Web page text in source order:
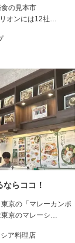
の見本市
オンには12社…
らココ！
京の「マレーカンポ
東京のマレーシ…
ア料理店